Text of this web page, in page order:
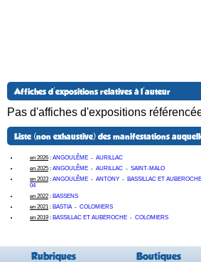
Affiches d'expositions relatives à l'auteur
Pas d'affiches d'expositions
Liste (non exhaustive) des manifestations
en 2026 : ANGOULÊME - AURILLAC
en 2025 : ANGOULÊME - AURILLAC - SAINT-MALO
en 2023 : ANGOULÊME - ANTONY - BASSILLAC ET AUBEROCHE
04
en 2022 : BASSENS
en 2021 : BASTIA- COLOMIERS
en 2019 : BASSILLAC ET AUBEROCHE - COLOMIERS
Rubriques Boutiques